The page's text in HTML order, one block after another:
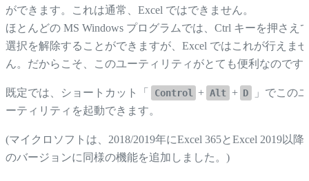
ができます。これは通常、Excel ではできません。
ほとんどの MS Windows プログラムでは、Ctrl キーを押さえ
選択を解除することができますが、Excel ではこれが行えませ
ん。だからこそ、このユーティリティがとても便利なのです
既定では、ショートカット「 Control + Alt + D
」でこのユ
ーティリティを起動できます。
(マイクロソフトは、2018/2019年にExcel 365とExcel 2019以降
のバージョンに同様の機能を追加しました。)